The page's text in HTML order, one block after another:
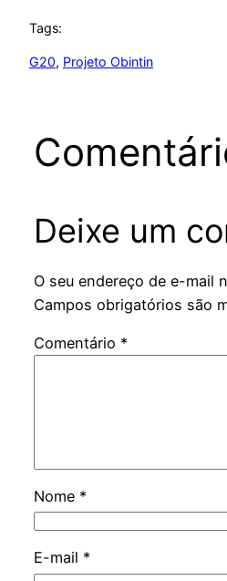
Tags:
G20, Projeto Obintin
Deixe um
O seu endereço de e-mail
Campos obrigatórios são
Comentário *
Nome *
E-mail *